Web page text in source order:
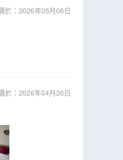
於：2026年05月06日
於：2026年04月26日